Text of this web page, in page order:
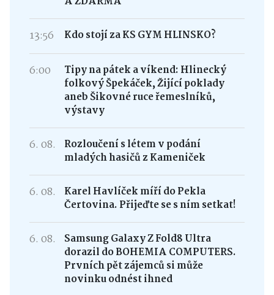
OBJEDNÁVEJ ROZVOZ POHODLNĚJI
A ZDARMA
13:56 Kdo stojí za KS GYM HLINSKO?
Tipy na pátek a víkend: Hlinecký
folkový Špekáček, Žijící poklady
aneb Šikovné ruce řemeslníků,
výstavy
Rozloučení s létem v podání
mladých hasičů z Kameniček
Karel Havlíček míří do Pekla
Čertovina. Přijeďte se s ním setkat!
Samsung Galaxy Z Fold8 Ultra
dorazil do BOHEMIA COMPUTERS.
Prvních pět zájemců si může